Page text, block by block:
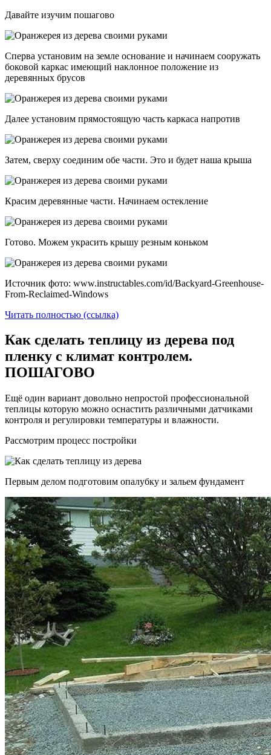
Давайте изучим пошагово
Сперва установим на земле основание и начинаем сооружать
боковой каркас имеющий наклонное положение из
деревянных брусов
Далее установим прямостоящую часть каркаса напротив
Затем, сверху соединим обе части. Это и будет наша крыша
Красим деревянные части. Начинаем остекление
Готово. Можем украсить крышу резным коньком
Источник фото: www.instructables.com/id/Backyard-Greenhouse-
From-Reclaimed-Windows
Читать полностью (ссылка)
Как сделать теплицу из дерева под
пленку с климат контролем.
ПОШАГОВО
Ещё один вариант довольно непростой профессиональной
теплицы которую можно оснастить различными датчиками
контроля и регулировки температуры и влажности.
Рассмотрим процесс постройки
Первым делом подготовим опалубку и зальем фундамент